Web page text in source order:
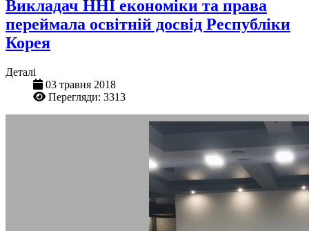
Викладач ННІ економіки та права
переймала освітній досвід Республіки
Корея
Деталі
03 травня 2018
Перегляди: 3313